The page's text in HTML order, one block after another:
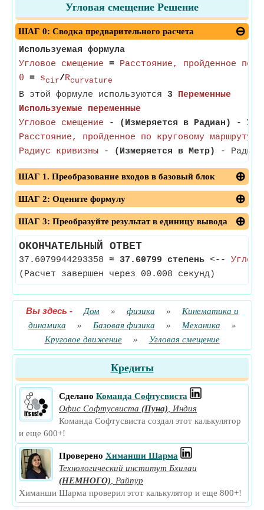
Угловая смещение Решение
ШАГ 0: Сводка предварительного расчета
Используемая формула
Угловое смещение = Расстояние, пройденное по
θ = scir/Rcurvature
В этой формуле используются 3 Переменные
Используемые переменные
Угловое смещение - (Измеряется в Радиан)
-
Расстояние, пройденное по круговому маршруту
Радиус кривизны - (Измеряется в Метр) - Радиус
ШАГ 1. Преобразование входов в базовый блок
ШАГ 2: Оцените формулу
ШАГ 3: Преобразуйте результат в единицу вывода
ОКОНЧАТЕЛЬНЫЙ ОТВЕТ
37.6079944293358 ≈ 37.60799 степень <--
(Расчет завершен через 00.008 секунд)
Вы здесь - Дом » физика »
Кинематика и
динамика
» Базовая физика » Механика
»
Круговое движение
» Угловая смещение
Кредиты
Сделано Команда Софтусвиста
Офис Софтусвиста (Пуна)
Индия
Команда Софтусвиста создал этот калькулятор
и еще 600+!
Проверено Химанши Шарма
Технологический институт Бхилаи
(НЕМНОГО)
Райпур
Химанши Шарма проверил этот калькулятор и еще 800+!